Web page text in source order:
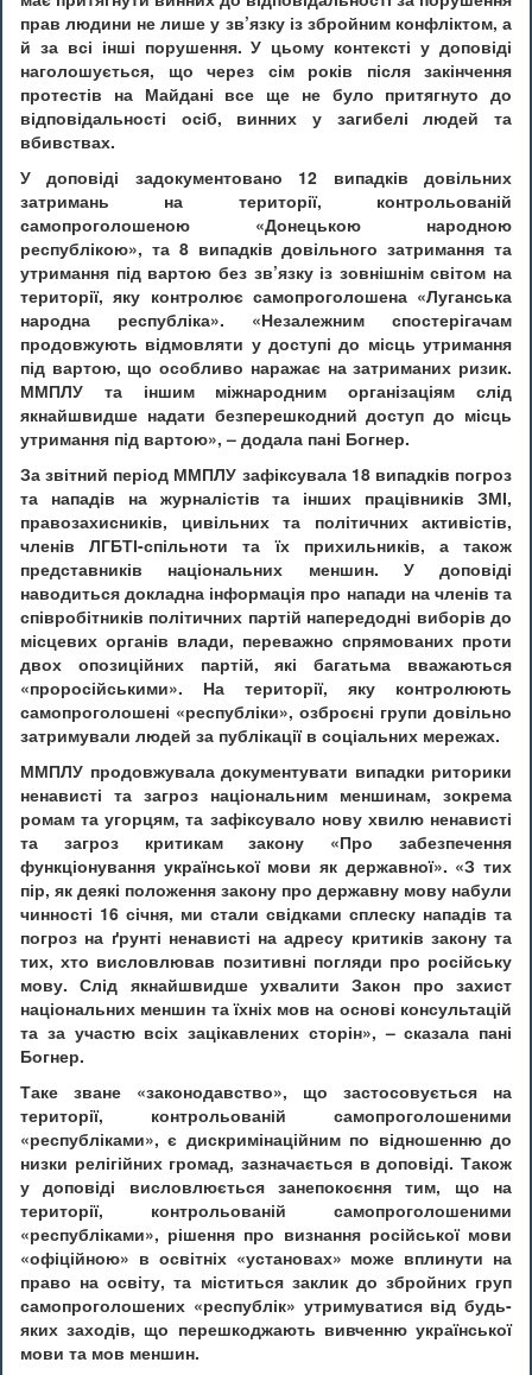
прав людини не лише у зв’язку із збройним конфліктом, а
й за всі інші порушення. У цьому контексті у доповіді
наголошується, що через сім років після закінчення
протестів на Майдані все ще не було притягнуто до
відповідальності осіб, винних у загибелі людей та
вбивствах.
У доповіді задокументовано 12 випадків довільних
затримань на території, контрольованій
самопроголошеною «Донецькою народною
республікою», та 8 випадків довільного затримання та
утримання під вартою без зв’язку із зовнішнім світом на
території, яку контролює самопроголошена «Луганська
народна республіка». «Незалежним спостерігачам
продовжують відмовляти у доступі до місць утримання
під вартою, що особливо наражає на затриманих ризик.
ММПЛУ та іншим міжнародним організаціям слід
якнайшвидше надати безперешкодний доступ до місць
утримання під вартою», – додала пані Богнер.
За звітний період ММПЛУ зафіксувала 18 випадків погроз
та нападів на журналістів та інших працівників ЗМІ,
правозахисників, цивільних та політичних активістів,
членів ЛГБТІ-спільноти та їх прихильників, а також
представників національних меншин. У доповіді
наводиться докладна інформація про напади на членів та
співробітників політичних партій напередодні виборів до
місцевих органів влади, переважно спрямованих проти
двох опозиційних партій, які багатьма вважаються
«проросійськими». На території, яку контролюють
самопроголошені «республіки», озброєні групи довільно
затримували людей за публікації в соціальних мережах.
ММПЛУ продовжувала документувати випадки риторики
ненависті та загроз національним меншинам, зокрема
ромам та угорцям, та зафіксувало нову хвилю ненависті
та загроз критикам закону «Про забезпечення
функціонування української мови як державної». «З тих
пір, як деякі положення закону про державну мову набули
чинності 16 січня, ми стали свідками сплеску нападів та
погроз на ґрунті ненависті на адресу критиків закону та
тих, хто висловлював позитивні погляди про російську
мову. Слід якнайшвидше ухвалити Закон про захист
національних меншин та їхніх мов на основі консультацій
та за участю всіх зацікавлених сторін», – сказала пані
Богнер.
Таке зване «законодавство», що застосовується на
території, контрольованій самопроголошеними
«республіками», є дискримінаційним по відношенню до
низки релігійних громад, зазначається в доповіді. Також
у доповіді висловлюється занепокоєння тим, що на
території, контрольованій самопроголошеними
«республіками», рішення про визнання російської мови
«офіційною» в освітніх «установах» може вплинути на
право на освіту, та міститься заклик до збройних груп
самопроголошених «республік» утримуватися від будь-
яких заходів, що перешкоджають вивченню української
мови та мов меншин.